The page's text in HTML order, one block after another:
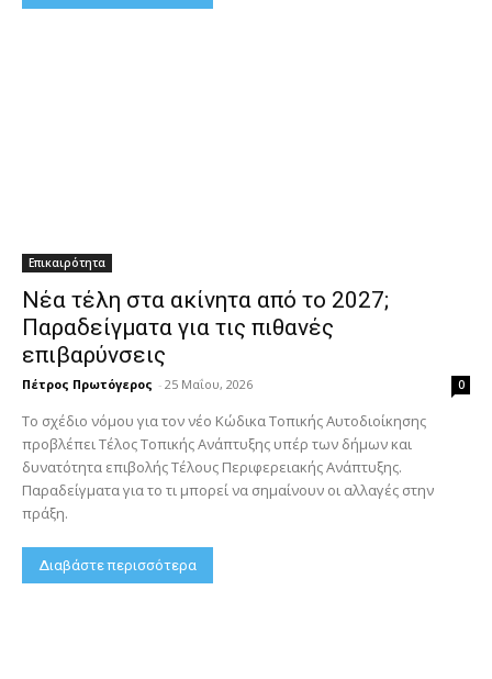
Επικαιρότητα
Νέα τέλη στα ακίνητα από το 2027;
Παραδείγματα για τις πιθανές
επιβαρύνσεις
Πέτρος Πρωτόγερος - 25 Μαΐου, 2026 0
Το σχέδιο νόμου για τον νέο Κώδικα Τοπικής Αυτοδιοίκησης
προβλέπει Τέλος Τοπικής Ανάπτυξης υπέρ των δήμων και
δυνατότητα επιβολής Τέλους Περιφερειακής Ανάπτυξης.
Παραδείγματα για το τι μπορεί να σημαίνουν οι αλλαγές στην
πράξη.
Διαβάστε περισσότερα